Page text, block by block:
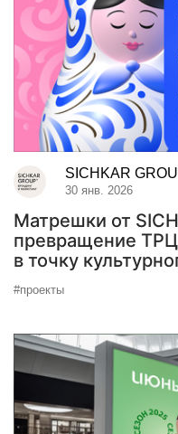
SICHKAR
30 янв. 2026
Матрешки от
превращение
в точку
#проекты